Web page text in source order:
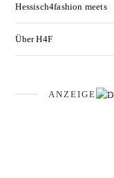
Hessisch4fashion meets
Über H4F
ANZEIGE